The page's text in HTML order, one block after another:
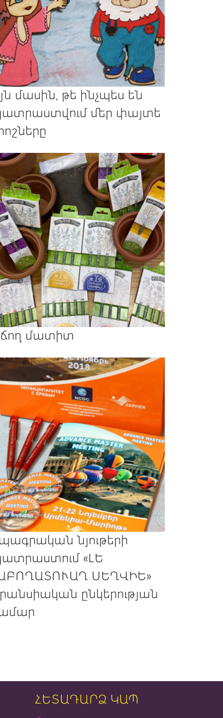
մասին, թե ինչպես են
մեր փայտե
մատիտ
նյութերի
«ԼԵ
ՍԵՂՎԻԵ»
ընկերության
ՀԵՏԱԴԱՐՁ ԿԱՊ